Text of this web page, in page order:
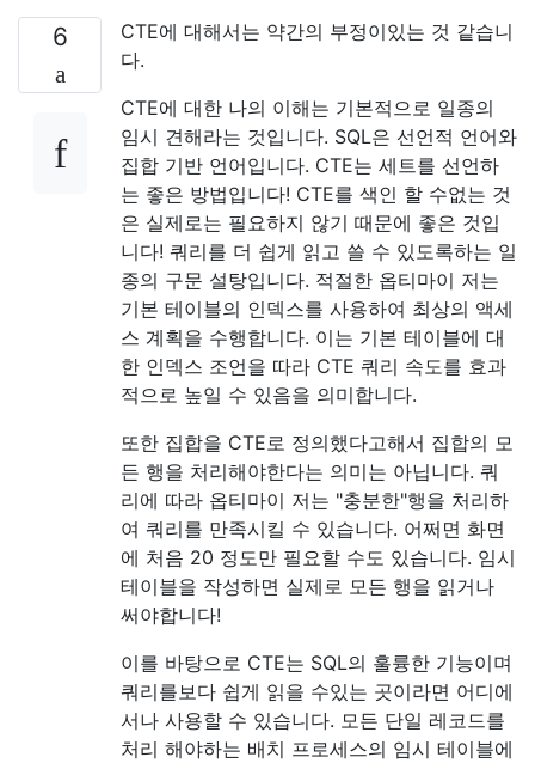
6
CTE에 대해서는 약간의 부정이있는 것 같습니
다.
CTE에 대한 나의 이해는 기본적으로 일종의
임시 견해라는 것입니다. SQL은 선언적 언어와
집합 기반 언어입니다. CTE는 세트를 선언하
는 좋은 방법입니다! CTE를 색인 할 수없는 것
은 실제로는 필요하지 않기 때문에 좋은 것입
니다! 쿼리를 더 쉽게 읽고 쓸 수 있도록하는 일
종의 구문 설탕입니다. 적절한 옵티마이 저는
기본 테이블의 인덱스를 사용하여 최상의 액세
스 계획을 수행합니다. 이는 기본 테이블에 대
한 인덱스 조언을 따라 CTE 쿼리 속도를 효과
적으로 높일 수 있음을 의미합니다.
또한 집합을 CTE로 정의했다고해서 집합의 모
든 행을 처리해야한다는 의미는 아닙니다. 쿼
리에 따라 옵티마이 저는 "충분한"행을 처리하
여 쿼리를 만족시킬 수 있습니다. 어쩌면 화면
에 처음 20 정도만 필요할 수도 있습니다. 임시
테이블을 작성하면 실제로 모든 행을 읽거나
써야합니다!
이를 바탕으로 CTE는 SQL의 훌륭한 기능이며
쿼리를보다 쉽게 ​​읽을 수있는 곳이라면 어디에
서나 사용할 수 있습니다. 모든 단일 레코드를
처리 해야하는 배치 프로세스의 임시 테이블에